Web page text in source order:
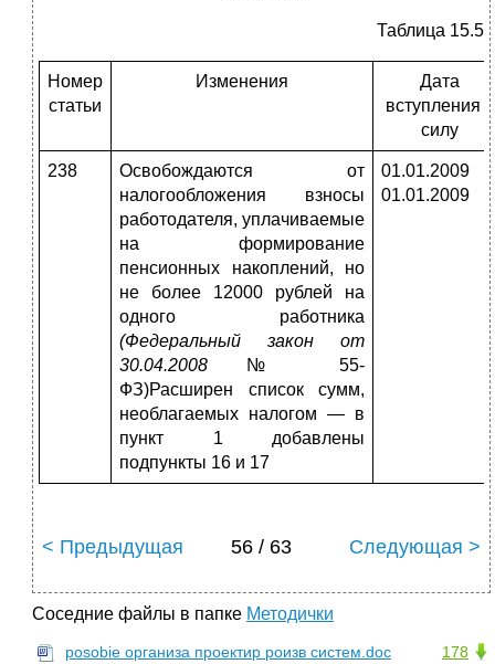
Таблица 15.5
Номер
статьи
Изменения
Дата
вступления в
силу
238
Освобождаются от
налогообложения взносы
работодате­ля, уплачиваемые
на формирование
пенсионных накоп­лений, но
не более 12000 рублей на
одного работника
(Федеральный закон от
30.04.2008 № 55-
ФЗ)Расширен список сумм,
необлагаемых налогом — в
пункт 1 добавлены
подпункты 16 и 17
01.01.2009
01.01.2009
< Предыдущая 56 / 63 Следующая >
Соседние файлы в папке Методички
178
posobie организа проектир роизв систем.doc